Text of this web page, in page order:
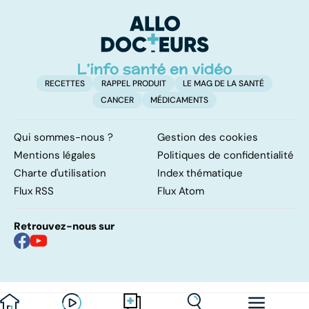
RECETTES RAPPEL PRODUIT
LE MAG DE LA SANTÉ
CANCER
MÉDICAMENTS
Qui sommes-nous ?
Gestion des cookies
Mentions légales
Politiques de confidentialité
Charte d'utilisation
Index thématique
Flux RSS
Flux Atom
Retrouvez-nous sur